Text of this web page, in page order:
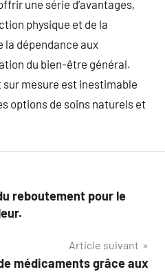
une série d’avantages,
physique et de la
la dépendance aux
du bien-être général.
mesure est inestimable
options de soins naturels et
reboutement pour le
Article suivant
médicaments grâce aux